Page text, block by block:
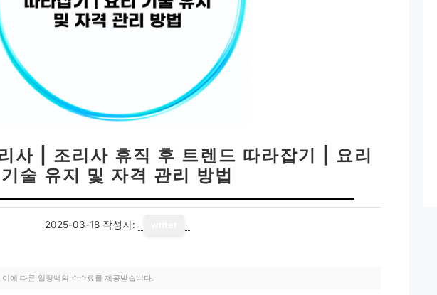
사 | 조리사 휴직 후 트렌드 따라잡기 | 요리
기술 유지 및 자격 관리 방법
2025-03-18 작성자:
에 따른 일정액의 수수료를 제공받습니다.